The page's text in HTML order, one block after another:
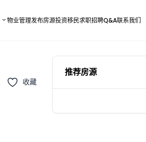
物业管理发布房源投资移民求职招聘Q&A联系我们
收藏
推荐房源